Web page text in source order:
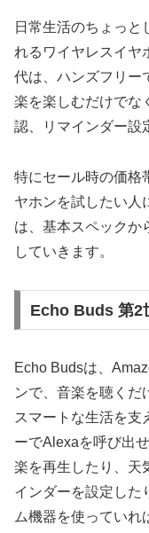
日常生活のちょっと
れるワイヤレスイヤ
代は、ハンズフリー
楽を楽しむだけでな
認、リマインダー設
特にセール時の価格
ヤホンを試したい人
は、基本スペックか
していきます。
Echo Buds 第2
Echo Budsは、
ンで、音楽を聴くだ
スマートな生活を支
ーでAlexaを呼び出
楽を再生したり、天
インダーを設定した
ム機器を使っていれ